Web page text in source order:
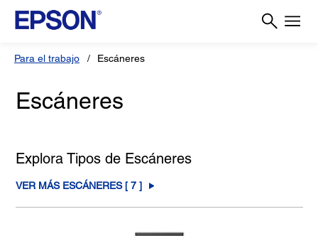
Para el trabajo Escáneres
Escáneres
Explora Tipos de Escáneres
VER MÁS ESCÁNERES [ 7]